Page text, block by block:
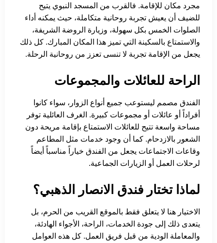
مجرد مكان للإقامة. فالقرب من المسجد النبوي يتيح
للضيف أن يعيش تجربة روحانية متكاملة، حيث يمكنه أداء
الصلوات الخمس بكل سهولة، وزيارة الروضة الشريفة،
والاستمتاع بالسكينة التي تميز هذا المكان المبارك. كل ذلك
يجعل من الإقامة تجربة لا تنسى تعزز من روحانية الرحلة.
الراحة للعائلات والمجموعات
الفندق مصمم ليستوعب جميع أنواع الزوار، سواء كانوا
أفراداً أو عائلات أو مجموعات كبيرة. الغرف العائلية توفر
مساحة واسعة تتيح للعائلات الاستمتاع بإقامة مريحة دون
الشعور بالازدحام. كما أن وجود خدمات مثل المطاعم
وقاعات الاجتماعات يجعل من الفندق خياراً مناسباً أيضاً
لرحلات العمل أو الزيارات الجماعية.
لماذا تختار فندق الانصار الذهبي؟
الاختيار هنا لا يتعلق فقط بالموقع القريب من الحرم، بل
يتعدى ذلك إلى جودة الخدمات، الراحة، الأجواء الهادئة،
والمعاملة الودية من قبل فريق العمل. كل هذه العوامل